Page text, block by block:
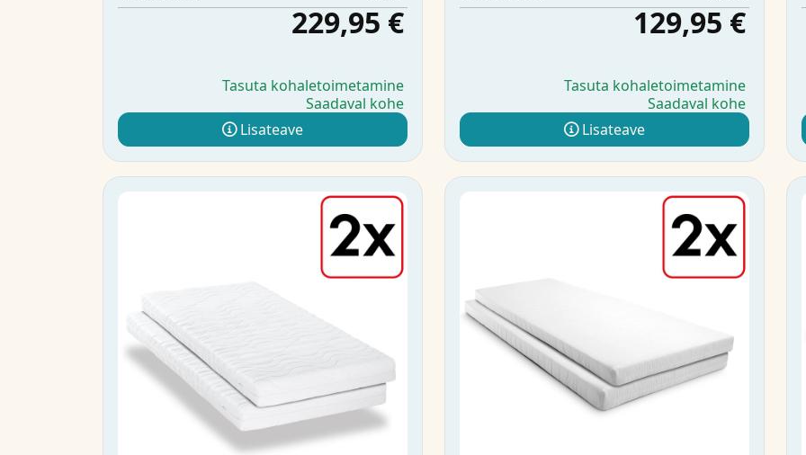
229,95 €
Tasuta kohaletoimetamine
Saadaval kohe
Lisateave
129,95 €
Tasuta kohaletoimetamine
Saadaval kohe
Lisateave